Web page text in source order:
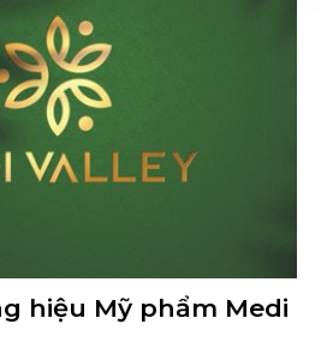
hiệu Mỹ phẩm Medi